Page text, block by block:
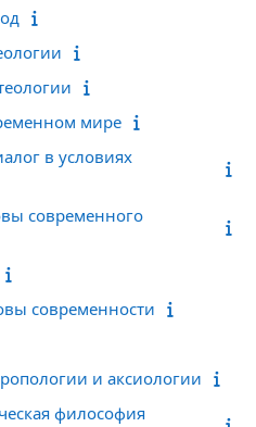
мире
в условиях
современного
современности
и аксиологии
философия